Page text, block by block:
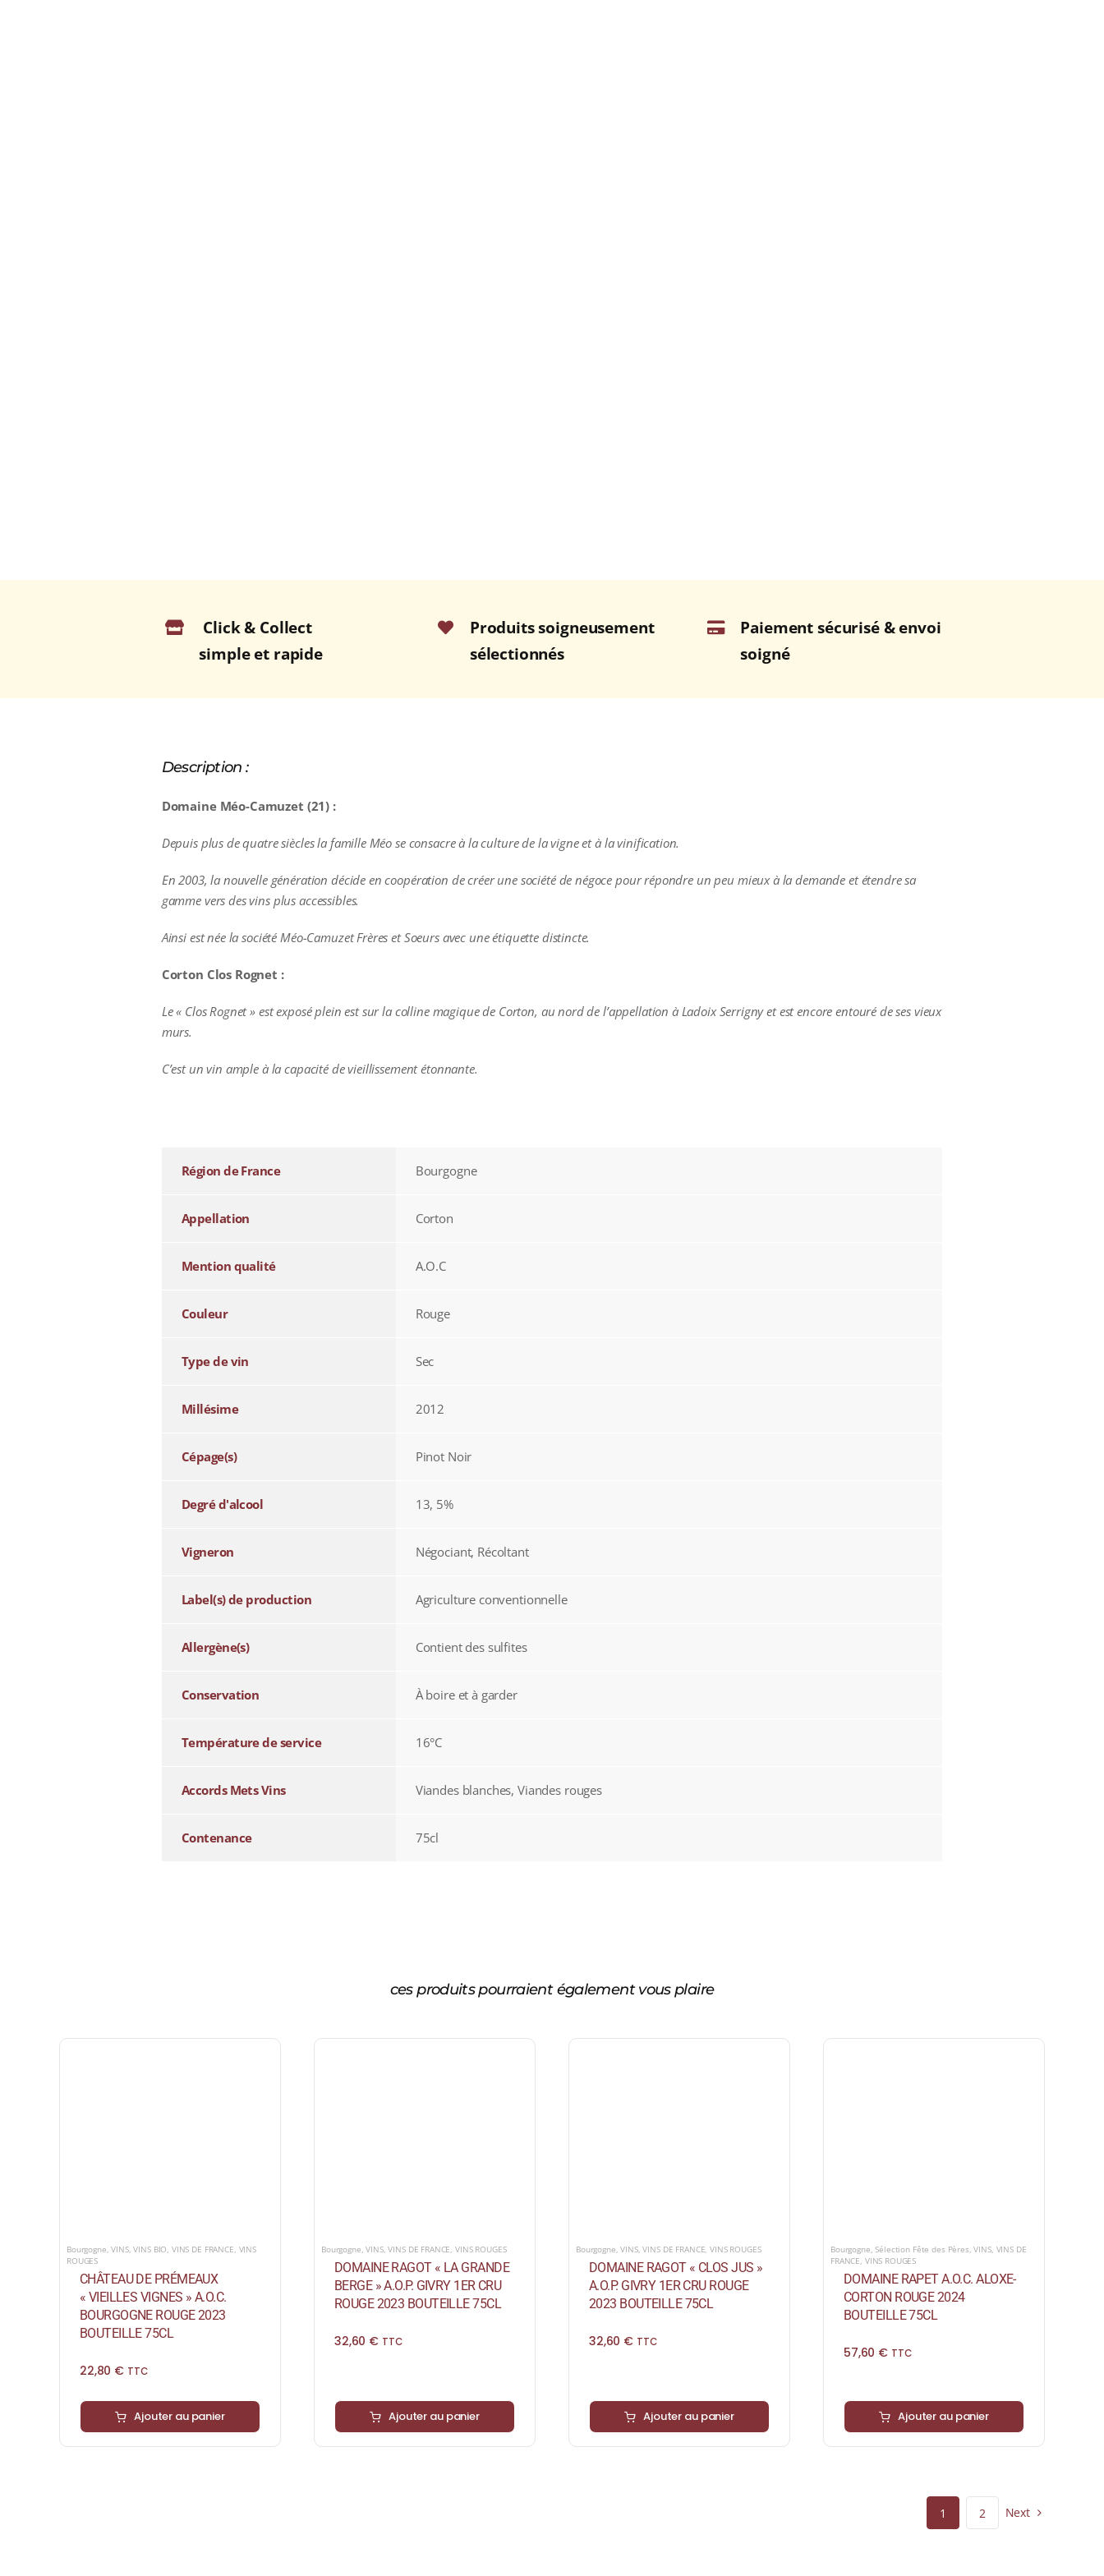
Click & Collect
simple et rapide
Produits soigneusement
sélectionnés
Paiement sécurisé & envoi
soigné
Description :
Domaine Méo-Camuzet (21) :
Depuis plus de quatre siècles la famille Méo se consacre à la culture de la vigne et à la vinification.
En 2003, la nouvelle génération décide en coopération de créer une société de négoce pour répondre un peu mieux à la demande et étendre sa
gamme vers des vins plus accessibles.
Ainsi est née la société Méo-Camuzet Frères et Soeurs avec une étiquette distincte.
Corton Clos Rognet :
Le « Clos Rognet » est exposé plein est sur la colline magique de Corton, au nord de l’appellation à Ladoix Serrigny et estencore entouré de ses vieux
murs.
C’est un vin ample à la capacité de vieillissement étonnante.
Région de France Bourgogne
Appellation Corton
Mention qualité A.O.C
Couleur Rouge
Type de vin Sec
Millésime 2012
Cépage(s) Pinot Noir
Degré d'alcool 13, 5%
Vigneron Négociant, Récoltant
Label(s) de production Agriculture conventionnelle
Allergène(s) Contient des sulfites
Conservation À boire et à garder
Température de service 16°C
Accords Mets Vins Viandes blanches, Viandes rouges
Contenance 75cl
ces produits pourraient également vous plaire
Bourgogne,VINS,VINS BIO, VINS DE FRANCE, VINS
ROUGES
CHÂTEAU DE PRÉMEAUX
« VIEILLES VIGNES » A.O.C.
BOURGOGNE ROUGE 2023
BOUTEILLE 75CL
22,80 € TTC
Ajouter au panier
Bourgogne,VINS,VINS DE FRANCE,VINS ROUGES
DOMAINE RAGOT « LA GRANDE
BERGE » A.O.P. GIVRY 1ER CRU
ROUGE 2023 BOUTEILLE 75CL
32,60 € TTC
Ajouter au panier
Bourgogne,VINS,VINS DE FRANCE,VINS ROUGES
DOMAINE RAGOT « CLOS JUS »
A.O.P. GIVRY 1ER CRU ROUGE
2023 BOUTEILLE 75CL
32,60 € TTC
Ajouter au panier
Bourgogne,Sélection Fête des Pères,VINS, VINS DE
FRANCE, VINS ROUGES
DOMAINE RAPET A.O.C. ALOXE-
CORTON ROUGE 2024
BOUTEILLE 75CL
57,60 € TTC
Ajouter au panier
1 2 Next